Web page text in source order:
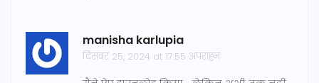
manisha karlupia
दिसंबर 25, 2024 at 17:55 अपराह्न